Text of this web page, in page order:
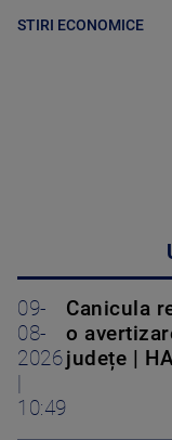
STIRI ECONOMICE
09-
08-
2026
10:49
Canicula
o
județe |